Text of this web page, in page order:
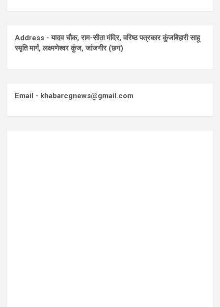
Address - यादव चौक, राम-सीता मंदिर, वरिष्ठ पत्रकार कुंजबिहारी साहू
स्मृति मार्ग, लक्ष्मणेश्वर कुंज, जांजगीर (छग)
Email - khabarcgnews@gmail.com